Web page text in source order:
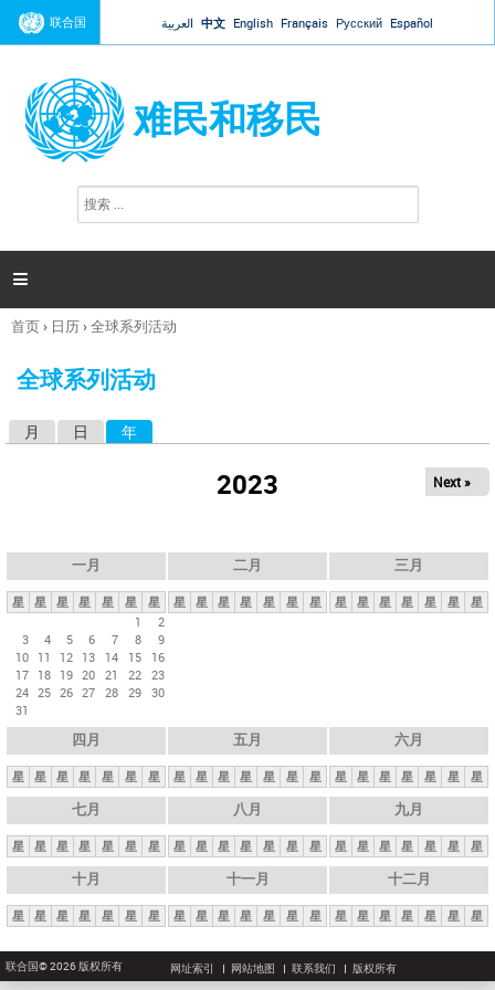
Jump to navigation
联合国 العربية 中文 English Français Русский Español
难民和移民
搜
索

你
这
首页› 日历›全球系列活动
全球系列活动
月 日 年
2023 Next »
一月
星 星 星 星 星 星
星
1
2
3
4 5 6 7 8
9
10 11 12 13 14 15
16
17 18 19 20 21 22 23
24 25 26 27 28 29 30
31
二月
星 星 星 星 星 星 星
三月
星 星 星 星 星 星 星
四月
星 星 星 星 星 星 星
五月
星 星 星 星 星 星 星
六月
星 星 星 星 星 星 星
七月
星 星 星 星 星 星 星
八月
星 星 星 星 星 星 星
九月
星 星 星 星 星 星 星
十月
星 星 星 星 星 星 星
十一月
星 星 星 星 星 星 星
十二月
星 星 星 星 星 星 星
联合国© 2026 版权所有 网址索引 网站地图 联系我们 版权所有